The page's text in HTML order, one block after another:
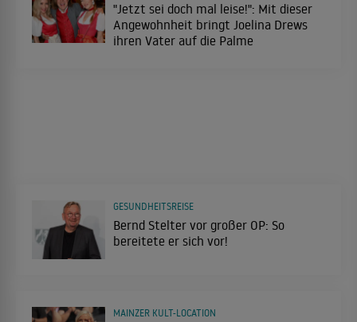
"Jetzt sei doch mal leise!": Mit dieser
Angewohnheit bringt Joelina Drews
ihren Vater auf die Palme
Bernd Stelter vor großer OP: So
bereitete er sich vor!
GESUNDHEITSREISE
MAINZER KULT-LOCATION